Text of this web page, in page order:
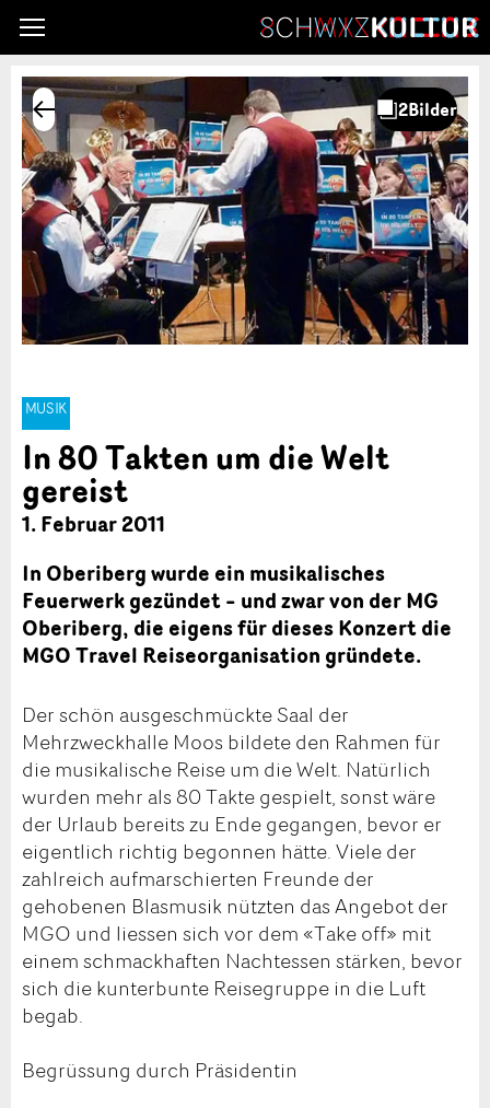
MUSIK
In 80 Takten um die Welt
gereist
1. Februar 2011
In Oberiberg wurde ein musikalisches
Feuerwerk gezündet – und zwar von der MG
Oberiberg, die eigens für dieses Konzert die
MGO Travel Reiseorganisation gründete.
Der schön ausgeschmückte Saal der
Mehrzweckhalle Moos bildete den Rahmen für
die musikalische Reise um die Welt. Natürlich
wurden mehr als 80 Takte gespielt, sonst wäre
der Urlaub bereits zu Ende gegangen, bevor er
eigentlich richtig begonnen hätte. Viele der
zahlreich aufmarschierten Freunde der
gehobenen Blasmusik nützten das Angebot der
MGO und liessen sich vor dem «Take off» mit
einem schmackhaften Nachtessen stärken, bevor
sich die kunterbunte Reisegruppe in die Luft
begab.
Begrüssung durch Präsidentin